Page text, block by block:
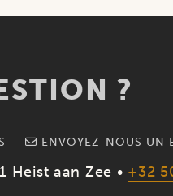
?
ENVOYEZ-NOUS UN
Heist aan Zee • +32